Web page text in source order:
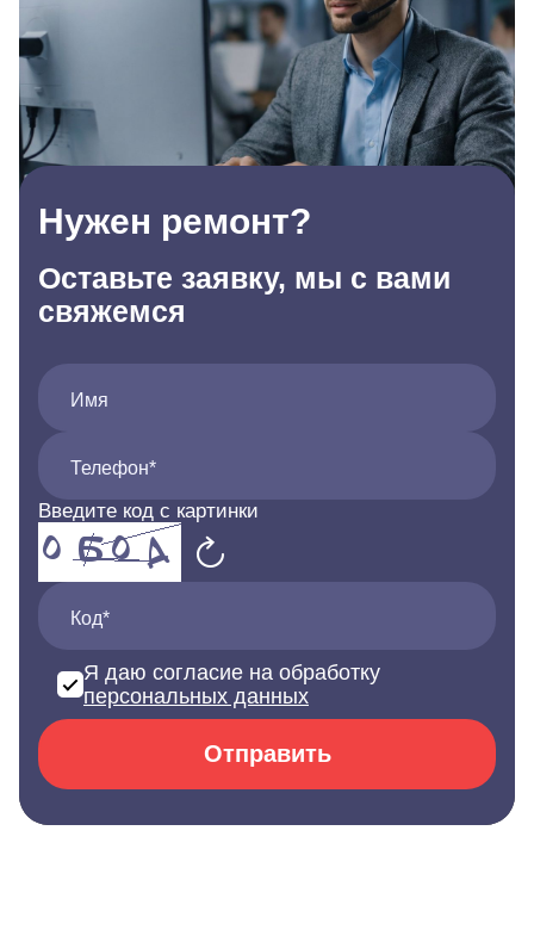
Нужен ремонт?
Оставьте заявку, мы с вами
свяжемся
Имя
Телефон*
Введите код с картинки
Код*
Я даю согласие на обработку
персональных данных
Отправить